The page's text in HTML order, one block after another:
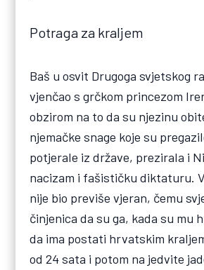
Potraga za kraljem
Baš u osvit Drugoga svjetskog
vjenčao s grčkom princezom
obzirom na to da su njezinu
njemačke snage koje su
potjerale iz države, prezirala i
nacizam i fašističku diktaturu.
nije bio previše vjeran, čemu
činjenica da su ga, kada su mu
da ima postati hrvatskim
od 24 sata i potom na jedvite